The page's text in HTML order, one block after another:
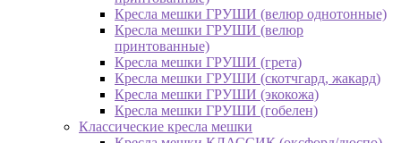
Кресла мешки ГРУШИ (велюр однотонные)
Кресла мешки ГРУШИ (велюр
принтованные)
Кресла мешки ГРУШИ (грета)
Кресла мешки ГРУШИ (скотчгард, жакард)
Кресла мешки ГРУШИ (экокожа)
Кресла мешки ГРУШИ (гобелен)
Классические кресла мешки